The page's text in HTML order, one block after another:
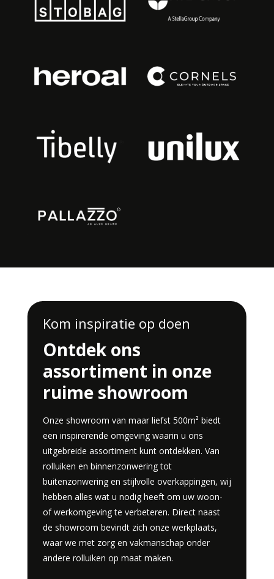
Kom inspiratie op doen
Ontdek ons
assortiment in onze
ruime showroom
Onze showroom van maar liefst 500m² biedt
een inspirerende omgeving waarin u ons
uitgebreide assortiment kunt ontdekken. Van
rolluiken en binnenzonwering tot
buitenzonwering en stijlvolle overkappingen, wij
hebben alles wat u nodig heeft om uw woon-
of werkomgeving te verbeteren. Direct naast
de showroom bevindt zich onze werkplaats,
waar we met zorg en vakmanschap onder
andere rolluiken op maat maken.